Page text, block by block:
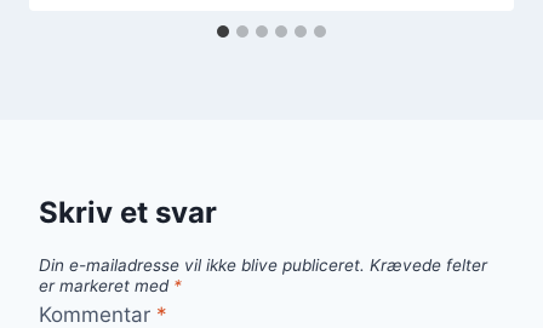
Skriv et svar
Din e-mailadresse vil ikke blive publiceret. Krævede felter
er markeret med *
Kommentar *